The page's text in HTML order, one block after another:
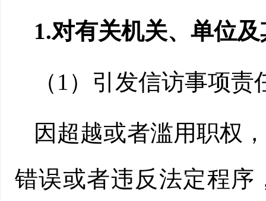
1.对有关机关、单位
（1）引发信访事项责
因超越或者滥用职权
错误或者违反法定程序